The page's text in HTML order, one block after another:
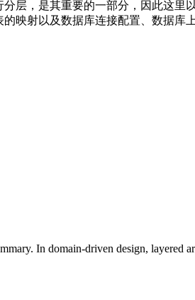
层，是其重要的一部分，因此这里
映射以及数据库连接配置、数据库
In domain-driven design, layered